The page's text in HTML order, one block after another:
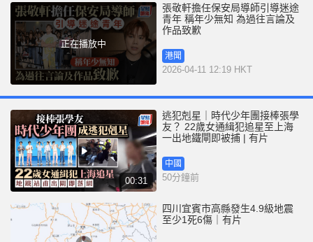
正在播放中
張敬軒擔任保安局導師引導迷途
青年 稱年少無知 為過往言論及
作品致歉
港聞
2026-04-11 12:19 HKT
00:31
逃犯剋星｜時代少年團接棒張學
友？ 22歲女通緝犯追星至上海
一出地鐵閘即被捕 | 有片
中國
50分鐘前
四川宜賓市高縣發生4.9級地震
至少1死6傷｜有片